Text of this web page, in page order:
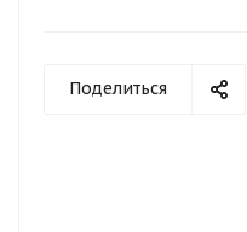
Поделиться